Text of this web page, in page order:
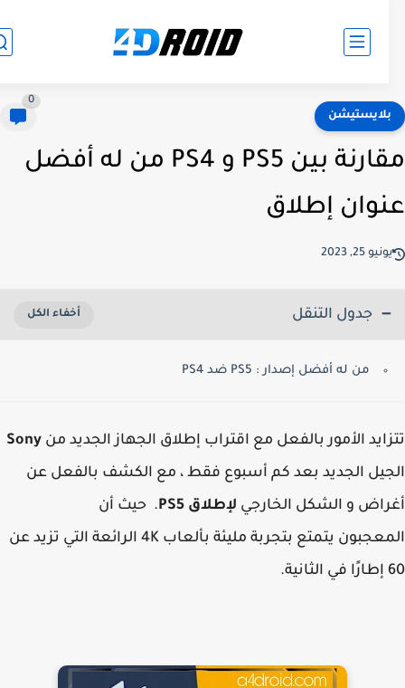
مقارنة بين PS5 و PS4 من له أفضل
إطلاق
25, 2023
جدول التنقل
من له أفضل إصدار : PS5 ضد PS4
الأمور بالفعل مع اقتراب إطلاق الجهاز الجديد منSony
الجديد بعد كم أسبوع فقط ، مع الكشف بالفعل عن
و الشكل الخارجيلإطلاق PS5
. حيث أن
يتمتع
بتجربة مليئة بألعاب 4K الرائعة التي تزيد عن